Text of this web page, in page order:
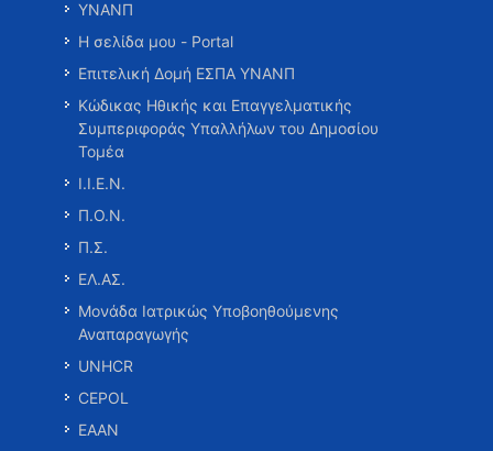
ΥΝΑΝΠ
Η σελίδα μου - Portal
Επιτελική Δομή ΕΣΠΑ ΥΝΑΝΠ
Κώδικας Ηθικής και Επαγγελματικής
Συμπεριφοράς Υπαλλήλων του Δημοσίου
Τομέα
Ι.Ι.Ε.Ν.
Π.Ο.Ν.
Π.Σ.
ΕΛ.ΑΣ.
Μονάδα Ιατρικώς Υποβοηθούμενης
Αναπαραγωγής
UNHCR
CEPOL
ΕΑΑΝ